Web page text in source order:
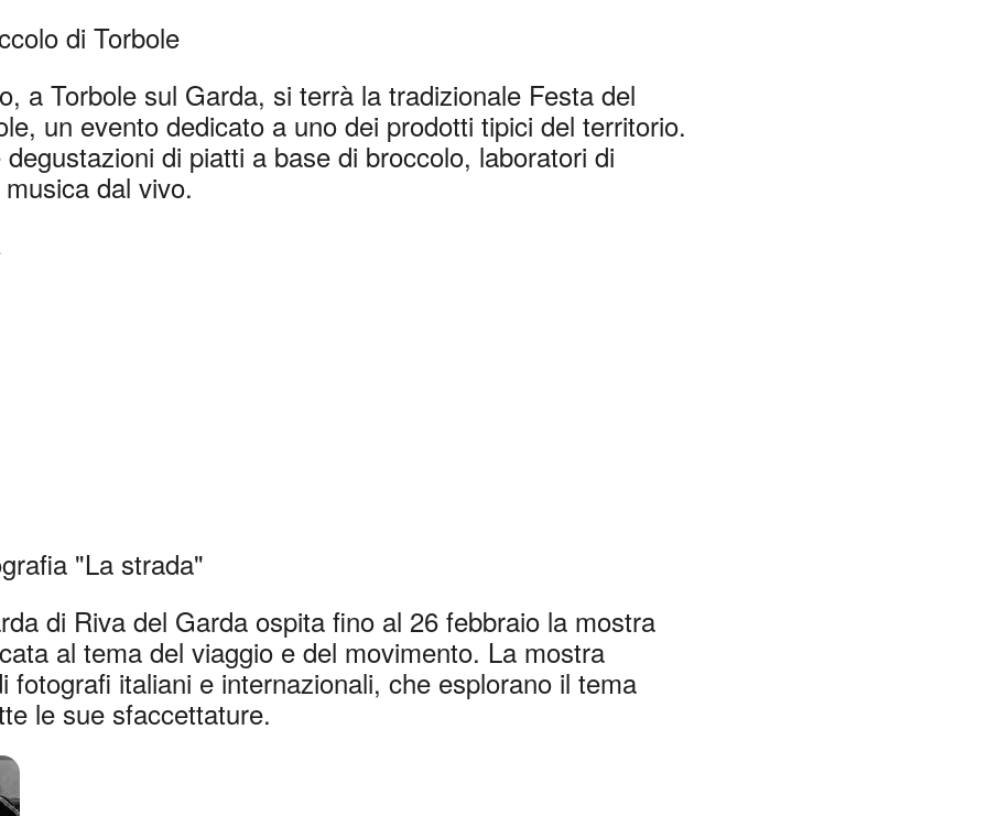
di Torbole
a Torbole sul Garda, si terrà la tradizionale Festa del
un evento dedicato a uno dei prodotti tipici del territorio.
di piatti a base di broccolo, laboratori di
dal vivo.
"La strada"
di Riva del Garda ospita fino al 26 febbraio la mostra
al tema del viaggio e del movimento. La mostra
fotografi italiani e internazionali, che esplorano il tema
le sue sfaccettature.